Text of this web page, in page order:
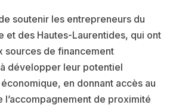
soutenir les entrepreneurs du
et des Hautes-Laurentides, qui ont
sources de financement
développer leur potentiel
en donnant accès au
l’accompagnement de proximité